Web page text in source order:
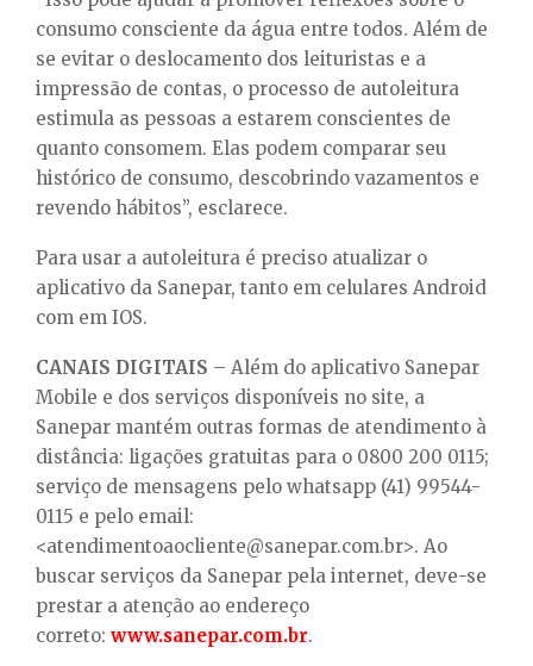
consumo consciente da água entre todos. Além de
se evitar o deslocamento dos leituristas e a
impressão de contas, o processo de autoleitura
estimula as pessoas a estarem conscientes de
quanto consomem. Elas podem comparar seu
histórico de consumo, descobrindo vazamentos e
revendo hábitos”, esclarece.
Para usar a autoleitura é preciso atualizar o
aplicativo da Sanepar, tanto em celulares Android
com em IOS.
CANAIS DIGITAIS – Além do aplicativo Sanepar
Mobile e dos serviços disponíveis no site, a
Sanepar mantém outras formas de atendimento à
distância: ligações gratuitas para o 0800 200 0115;
serviço de mensagens pelo whatsapp (41) 99544-
0115 e pelo email:
<atendimentoaocliente@sanepar.com.br>. Ao
buscar serviços da Sanepar pela internet, deve-se
prestar a atenção ao endereço
correto: www.sanepar.com.br.